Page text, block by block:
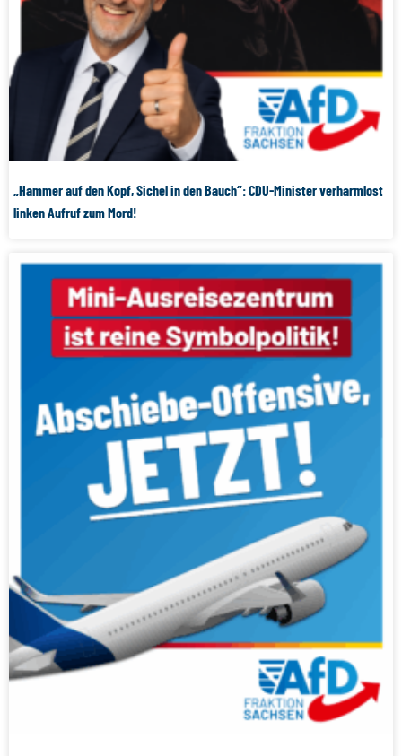
„Hammer auf den Kopf, Sichel in den Bauch“: CDU-Minister verharmlost
linken Aufruf zum Mord!